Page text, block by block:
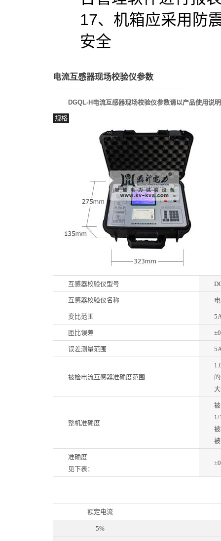
17、机箱应采用防
安全
电流互感器现场校验仪参数
DGQL-H电流互感器现场校验仪参数请以产品使用说
规格
互感器校验仪型号
互感器校验仪名称
变比范围
匝比误差
误差测量范围
被检电流互感器准确度范围
整机准确度
准确度
见下表：
额定电流
5%